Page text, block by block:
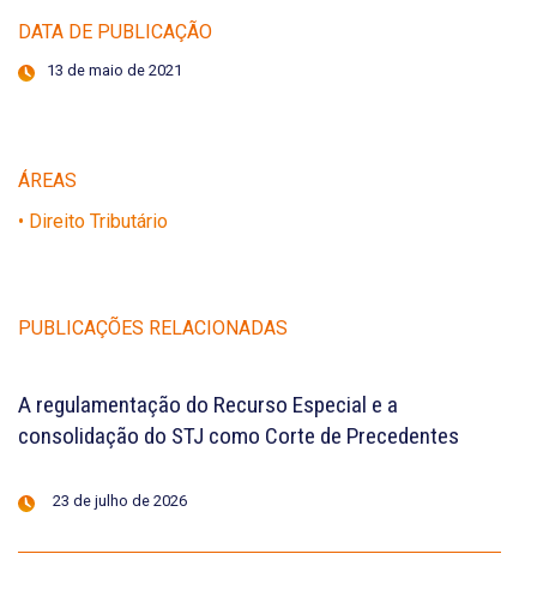
DATA DE PUBLICAÇÃO
13 de maio de 2021
ÁREAS
• Direito Tributário
PUBLICAÇÕES RELACIONADAS
A regulamentação do Recurso Especial e a
consolidação do STJ como Corte de Precedentes
23 de julho de 2026